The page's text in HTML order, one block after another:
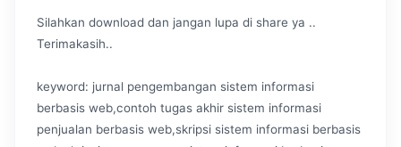
Silahkan download dan jangan lupa di share ya ..
Terimakasih..
keyword: jurnal pengembangan sistem informasi
berbasis web,contoh tugas akhir sistem informasi
penjualan berbasis web,skripsi sistem informasi berbasis